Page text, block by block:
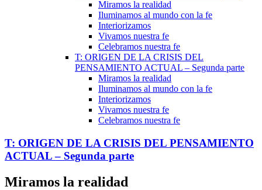
Miramos la realidad
Iluminamos al mundo con la fe
Interiorizamos
Vivamos nuestra fe
Celebramos nuestra fe
T: ORIGEN DE LA CRISIS DEL
PENSAMIENTO ACTUAL – Segunda parte
Miramos la realidad
Iluminamos al mundo con la fe
Interiorizamos
Vivamos nuestra fe
Celebramos nuestra fe
T: ORIGEN DE LA CRISIS DEL PENSAMIENTO
ACTUAL – Segunda parte
Miramos la realidad